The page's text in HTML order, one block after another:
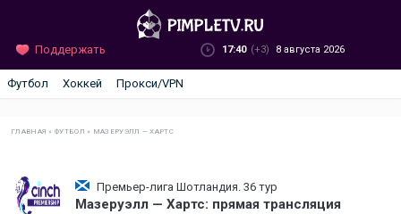
Поддержать 17:40 (+3) 8 августа 2026
Футбол Хоккей Прокси/VPN
ГЛАВНАЯ »ФУТБОЛ » МАЗЕРУЭЛЛ — ХАРТС
Премьер-лига Шотландия. 36 тур
Мазеруэлл — Хартс: прямая трансляция